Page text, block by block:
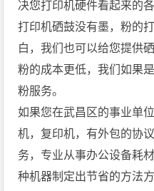
决您打印机硬件看起来的各
打印机硒鼓没有墨，粉的
白，我们也可以给您提供
粉的成本更低，我们如果
粉服务。
如果您在武昌区的事业单
机，复印机，有外包的协
务，专业从事办公设备耗
种机器制定出节省的方法